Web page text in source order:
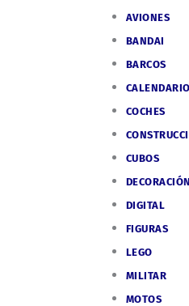
AVIONES
BANDAI
BARCOS
COCHES
CUBOS
DECORACIÓN
DIGITAL
FIGURAS
LEGO
MILITAR
MOTOS